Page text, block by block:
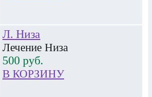
Л. Низа
Лечение Низа
500 руб.
В КОРЗИНУ